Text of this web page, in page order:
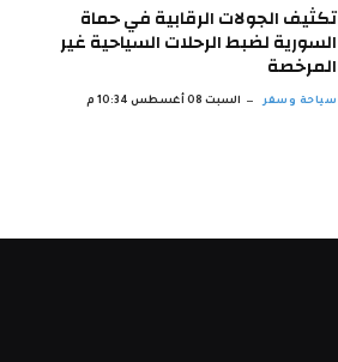
تكثيف الجولات الرقابية في حماة
السورية لضبط الرحلات السياحية غير
‏المرخصة
سياحة وسفر السبت 08 أغسطس 10:34 م